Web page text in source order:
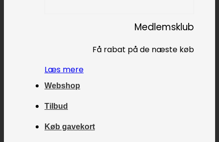
Medlemsklub
Få rabat på de næste køb
Læs mere
Webshop
Tilbud
Køb gavekort